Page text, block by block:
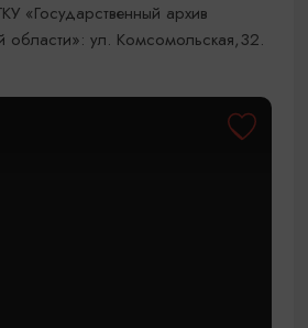
«Государственный архив
области»: ул. Комсомольская,32.